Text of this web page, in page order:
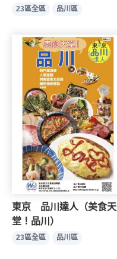
23區全區 品川區
東京 品川達人（美食天
堂！品川）
23區全區 品川區